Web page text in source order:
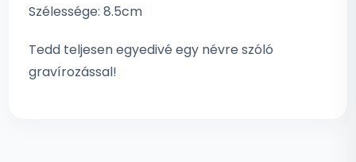
Szélessége: 8.5cm
Tedd teljesen egyedivé egy névre szóló
gravírozással!